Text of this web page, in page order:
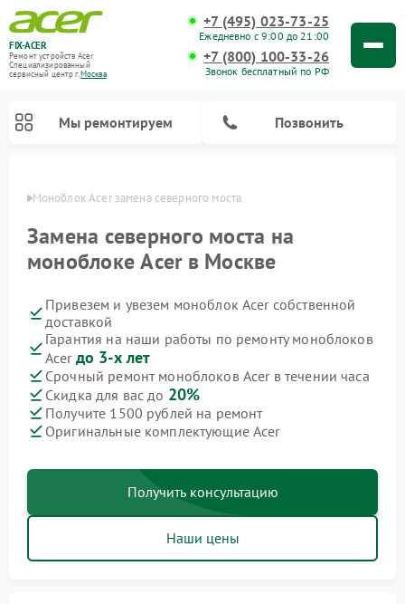
FIX-ACER
Ремонт устройств Acer
Специализированный
cервисный центр г.Москва
+7 (495) 023-73-25
Ежедневно с 9:00 до 21:00
+7 (800) 100-33-26
Звонок бесплатный по РФ
Мы ремонтируем Позвонить
Моноблок Acer замена северного моста
Замена северного моста на
моноблоке Acer в Москве
Привезем и увезем моноблок Acer собственной
доставкой
Гарантия на наши работы по ремонту моноблоков
Acer до 3-х лет
Срочный ремонт моноблоков Acer в течении часа
Скидка для вас до 20%
Получите 1500 рублей на ремонт
Оригинальные комплектующие Acer
Получить консультацию
Наши цены